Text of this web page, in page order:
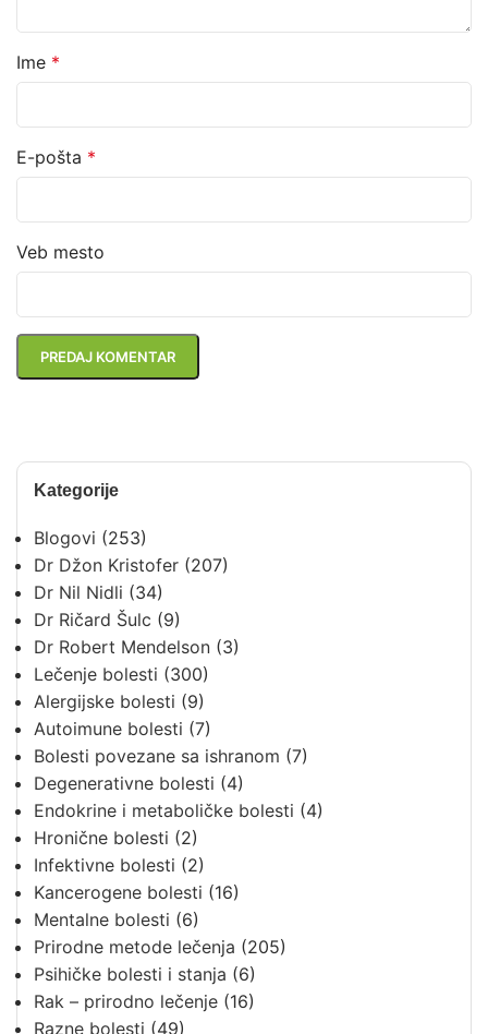
Kategorije
Blogovi (253)
Dr Džon Kristofer (207)
Dr Nil Nidli (34)
Dr Ričard Šulc (9)
Dr Robert Mendelson (3)
Lečenje bolesti (300)
Alergijske bolesti (9)
Autoimune bolesti (7)
Bolesti povezane sa ishranom (7)
Degenerativne bolesti (4)
Endokrine i metaboličke bolesti (4)
Hronične bolesti (2)
Infektivne bolesti (2)
Kancerogene bolesti (16)
Mentalne bolesti (6)
Prirodne metode lečenja (205)
Psihičke bolesti i stanja (6)
Rak – prirodno lečenje (16)
Razne bolesti (49)
Ime *
E-pošta *
Veb mesto